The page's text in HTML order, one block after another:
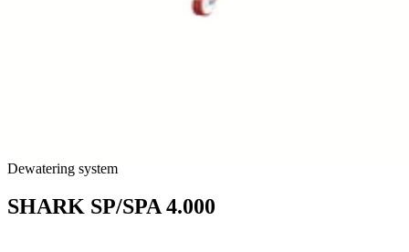
Dewatering system
SHARK SP/SPA 4.000